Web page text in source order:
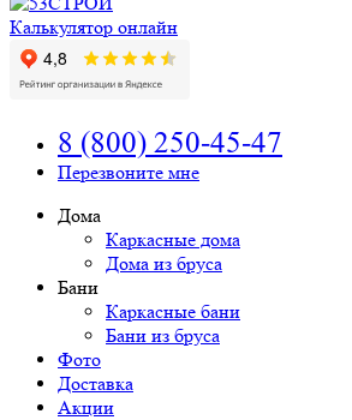
Калькулятор онлайн
8 (800) 250-45-47
Перезвоните мне
Дома
Каркасные дома
Дома из бруса
Бани
Каркасные бани
Бани из бруса
Фото
Доставка
Акции